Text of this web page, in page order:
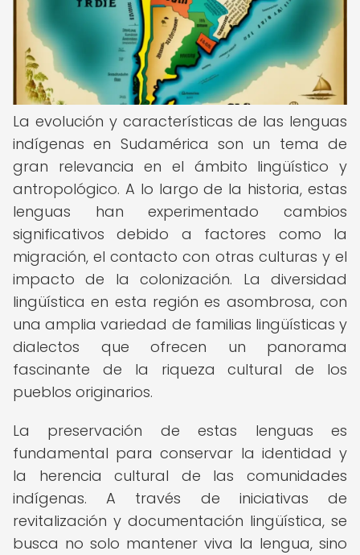
La evolución y características de las lenguas
indígenas en Sudamérica son un tema de
gran relevancia en el ámbito lingüístico y
antropológico. A lo largo de la historia, estas
lenguas han experimentado cambios
significativos debido a factores como la
migración, el contacto con otras culturas y el
impacto de la colonización. La diversidad
lingüística en esta región es asombrosa, con
una amplia variedad de familias lingüísticas y
dialectos que ofrecen un panorama
fascinante de la riqueza cultural de los
pueblos originarios.
La preservación de estas lenguas es
fundamental para conservar la identidad y
la herencia cultural de las comunidades
indígenas. A través de iniciativas de
revitalización y documentación lingüística, se
busca no solo mantener viva la lengua, sino